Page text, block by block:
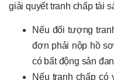
giải quyết tranh chấp tài
Nếu đối tượng
đơn phải nộp hồ
có bất động sản
Nếu tranh chấp có